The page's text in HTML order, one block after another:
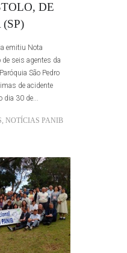
DE
emitiu Nota
seis agentes da
São Pedro
de acidente
dia 30 de...
, NOTÍCIAS PANIB